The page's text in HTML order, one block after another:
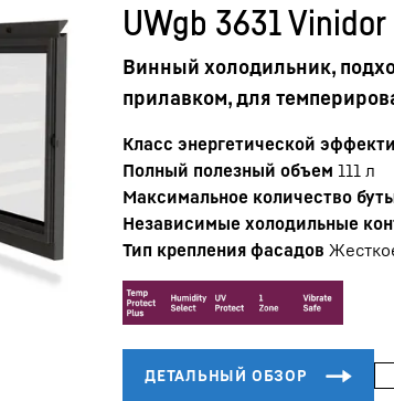
Карьера в Liebherr
UWgb 3631 Vinidor
Винный холодильник,
прилавком, для
Класс энергетической
Полный полезный объем 111 л
Максимальное количество
Независимые холодильные
Тип крепления фасадов